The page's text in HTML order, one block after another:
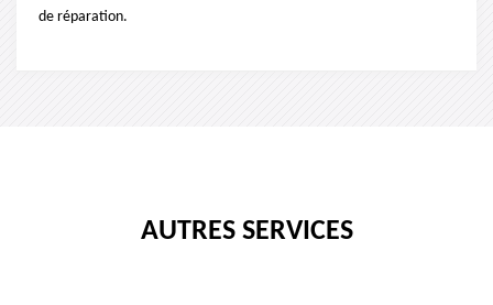
de réparation.
AUTRES SERVICES